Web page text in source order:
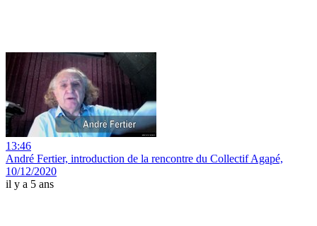
13:46
André Fertier, introduction de la rencontre du Collectif Agapé,
10/12/2020
il y a 5 ans